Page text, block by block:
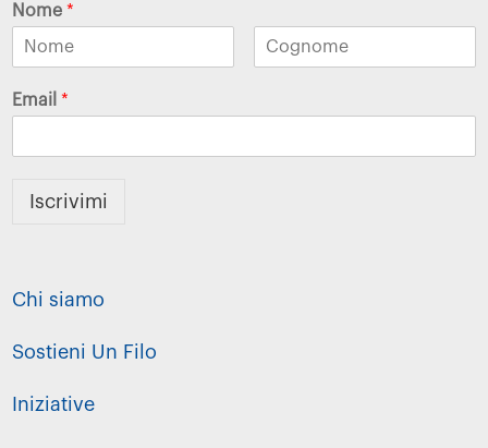
Nome*
Email*
Iscrivimi
Chi siamo
Sostieni Un Filo
Iniziative